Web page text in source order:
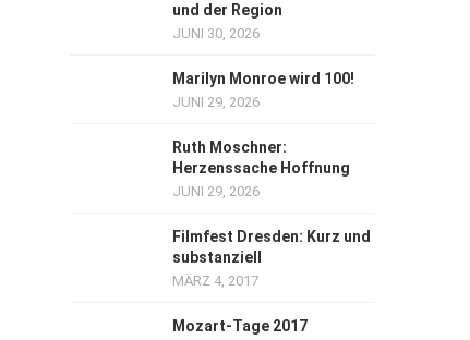
und der Region
JUNI 30, 2026
Marilyn Monroe wird 100!
JUNI 29, 2026
Ruth Moschner:
Herzenssache Hoffnung
JUNI 29, 2026
Filmfest Dresden: Kurz und
substanziell
MÄRZ 4, 2017
Mozart-Tage 2017